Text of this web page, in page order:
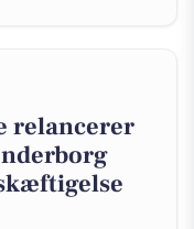
relancerer